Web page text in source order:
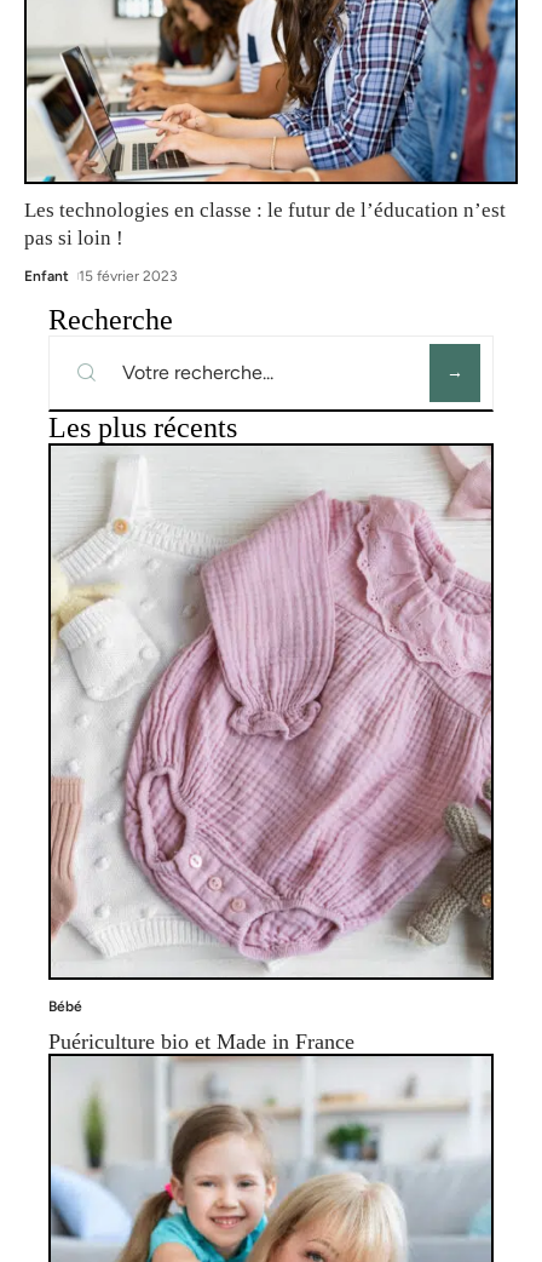
Les technologies en classe : le futur de l’éducation n’est
pas si loin !
Enfant 15 février 2023
Recherche
Les plus récents
Bébé
Puériculture bio et Made in France